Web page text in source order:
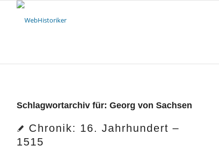
Schlagwortarchiv für: Georg von Sachsen
Chronik: 16. Jahrhundert –
1515